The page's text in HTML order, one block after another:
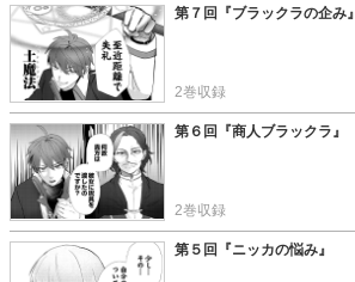
この話を読む
第７回『ブラックラの企み』
2巻収録
この話を読む
第６回『商人ブラックラ』
2巻収録
第５回『ニッカの悩み』